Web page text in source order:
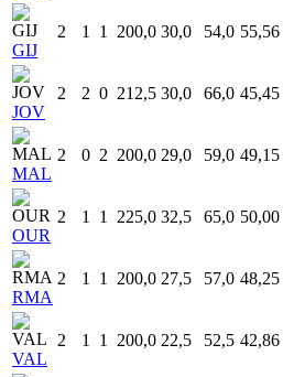
GIJ
2 1 1 200,0 30,0 54,0 55,56
JOV
2 2 0 212,5 30,0 66,0 45,45
MAL
2 0 2 200,0 29,0 59,0 49,15
OUR
2 1 1 225,0 32,5 65,0 50,00
RMA
2 1 1 200,0 27,5 57,0 48,25
VAL
2 1 1 200,0 22,5 52,5 42,86